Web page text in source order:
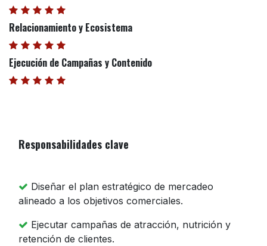
Relacionamiento y Ecosistema
Ejecución de Campañas y Contenido
Responsabilidades clave
Diseñar el plan estratégico de mercadeo
alineado a los objetivos comerciales.
Ejecutar campañas de atracción, nutrición y
retención de clientes.